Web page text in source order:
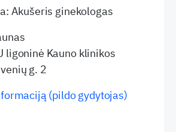
Akušeris ginekologas
ligoninė Kauno klinikos
g. 2
(pildo gydytojas)